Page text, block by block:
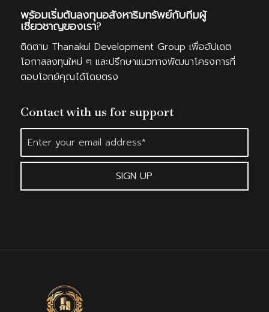
พร้อมเริ่มต้นลงทุนอสังหาริมทรัพย์กับทีมผู้
เชี่ยวชาญของเรา?
ติดตาม Thanakul Development Group เพื่ออัปเดต
โอกาสลงทุนใหม่ ๆ และปรึกษาแนวทางพัฒนาโครงการที่
ตอบโจทย์คุณได้โดยตรง
Contact with us for support